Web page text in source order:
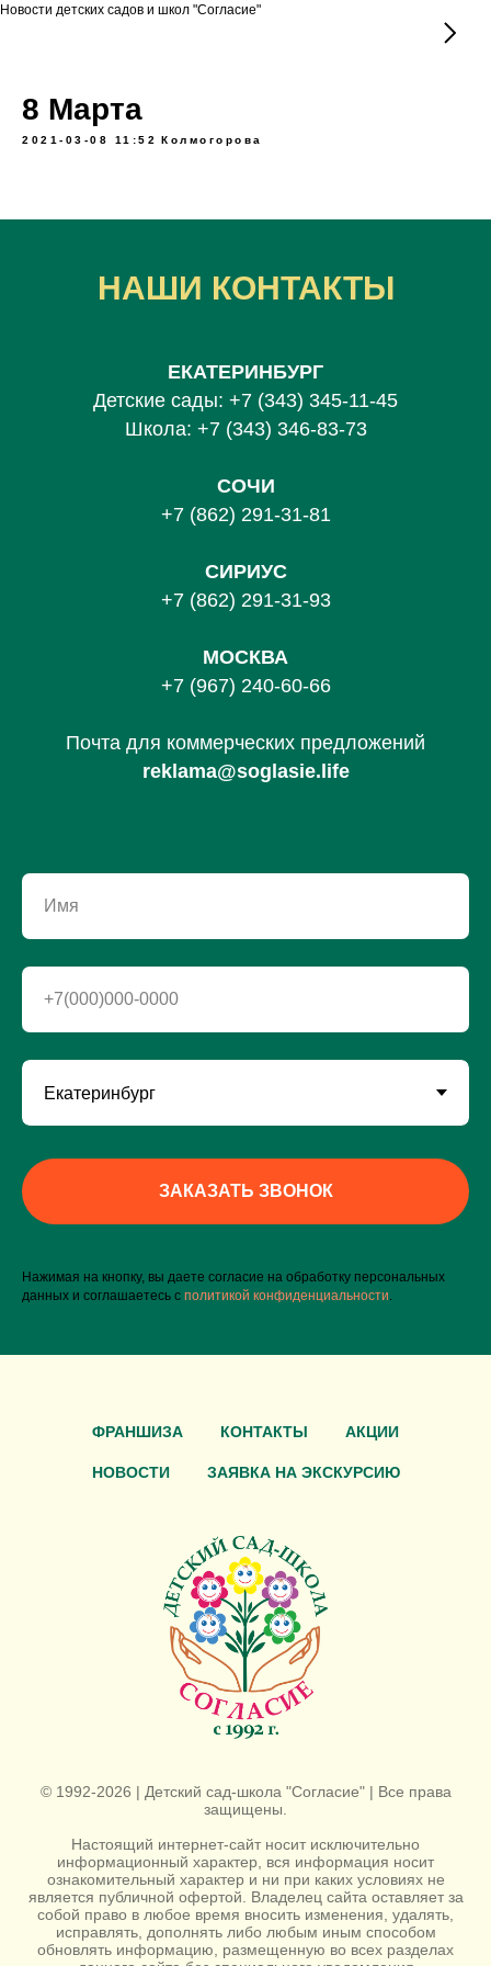
Новости детских садов и школ "Согласие"
8 Марта
2021-03-08 11:52 Колмогорова
НАШИ КОНТАКТЫ
ЕКАТЕРИНБУРГ
Детские сады: +7 (343) 345-11-45
Школа: +7 (343) 346-83-73
СОЧИ
+7 (862) 291-31-81
СИРИУС
+7 (862) 291-31-93
МОСКВА
+7 (967) 240-60-66
Почта для коммерческих предложений
reklama@soglasie.life
Имя
+7(000)000-0000
ЗАКАЗАТЬ ЗВОНОК
Нажимая на кнопку, вы даете согласие на обработку персональных
данных и соглашаетесь c политикой конфиденциальности
ФРАНШИЗА КОНТАКТЫ АКЦИИ
НОВОСТИ ЗАЯВКА НА ЭКСКУРСИЮ
© 1992-2026 | Детский сад-школа "Согласие" | Все права
защищены.
Настоящий интернет-сайт носит исключительно
информационный характер, вся информация носит
ознакомительный характер и ни при каких условиях не
является публичной офертой. Владелец сайта оставляет за
собой право в любое время вносить изменения, удалять,
исправлять, дополнять либо любым иным способом
обновлять информацию, размещенную во всех разделах